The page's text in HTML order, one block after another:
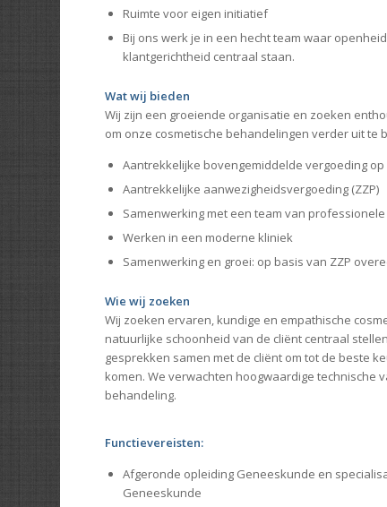
Ruimte voor eigen initiatief
Bij ons werk je in een hecht team waar
klantgerichtheid centraal staan.
Wat wij bieden
Wij zijn een groeiende organisatie en zoeken
om onze cosmetische behandelingen verder uit te
Aantrekkelijke bovengemiddelde vergoeding op
Aantrekkelijke aanwezigheidsvergoeding (ZZP)
Samenwerking met een team van
Werken in een moderne kliniek
Samenwerking en groei: op basis van ZZP
Wie wij zoeken
Wij zoeken ervaren, kundige en empathische
natuurlijke schoonheid van de cliënt centraal
gesprekken samen met de cliënt om tot de beste
komen. We verwachten hoogwaardige technische
behandeling.
Functievereisten:
Afgeronde opleiding Geneeskunde en
Geneeskunde